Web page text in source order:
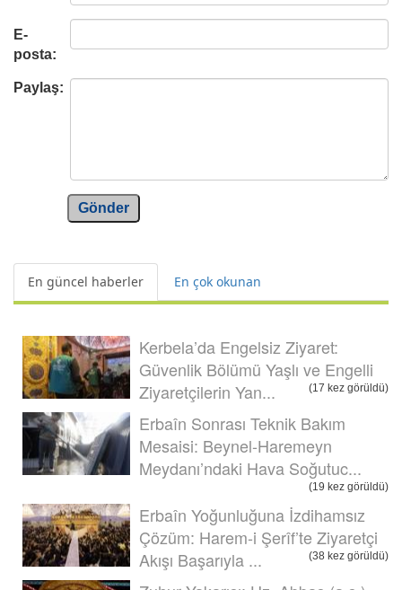
E-
posta:
Paylaş:
Gönder
En güncel haberler En çok okunan
Kerbela’da Engelsiz Ziyaret:
Güvenlik Bölümü Yaşlı ve Engelli
Ziyaretçilerin Yan...
(17 kez görüldü)
Erbaîn Sonrası Teknik Bakım
Mesaisi: Beynel-Haremeyn
Meydanı’ndaki Hava Soğutuc...
(19 kez görüldü)
Erbaîn Yoğunluğuna İzdihamsız
Çözüm: Harem-i Şerîf’te Ziyaretçi
Akışı Başarıyla ...
(38 kez görüldü)